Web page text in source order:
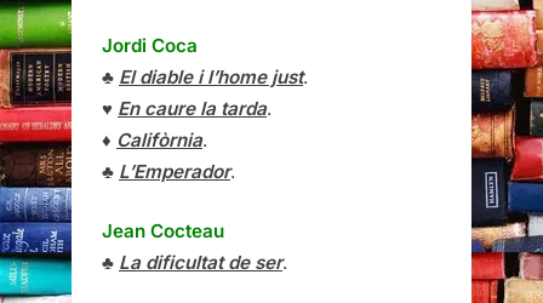
Jordi Coca
♣ El diable i l’home just.
♥ En caure la tarda.
♦ Califòrnia.
♣ L’Emperador.
Jean Cocteau
♣ La dificultat de ser.